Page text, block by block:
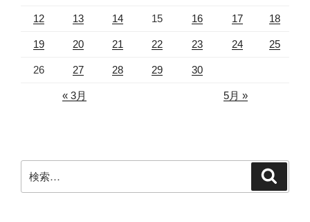
12 13 14 15 16 17 18
19 20 21 22 23 24 25
26 27 28 29 30
« 3月 5月 »
索: